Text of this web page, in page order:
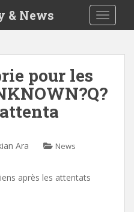
& News
pour les
Ara News
après les attentats